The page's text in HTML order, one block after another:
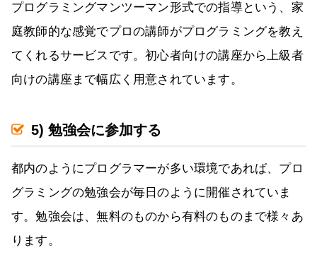
プログラミングマンツーマン形式での指導という、家
庭教師的な感覚でプロの講師がプログラミングを教え
てくれるサービスです。初心者向けの講座から上級者
向けの講座まで幅広く用意されています。
5) 勉強会に参加する
都内のようにプログラマーが多い環境であれば、プロ
グラミングの勉強会が毎日のように開催されていま
す。勉強会は、無料のものから有料のものまで様々あ
ります。